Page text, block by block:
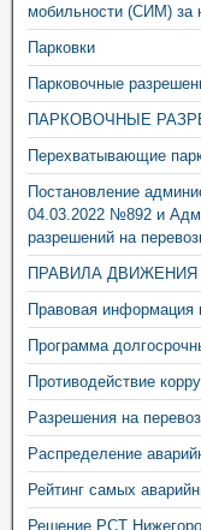
мобильности (СИМ) за
Парковки
Парковочные
ПАРКОВОЧНЫЕ
Перехватывающие
Постановление
04.03.2022 №892 и
разрешений на
ПРАВИЛА ДВИЖЕНИЯ
Правовая информация
Программа
Противодействие
Разрешения на
Распределение
Рейтинг самых
Решение РСТ